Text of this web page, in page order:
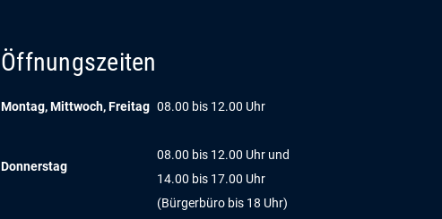
Öffnungszeiten
Montag, Mittwoch, Freitag 08.00 bis 12.00 Uhr
Donnerstag
08.00 bis 12.00 Uhr und
14.00 bis 17.00 Uhr
(Bürgerbüro bis 18 Uhr)